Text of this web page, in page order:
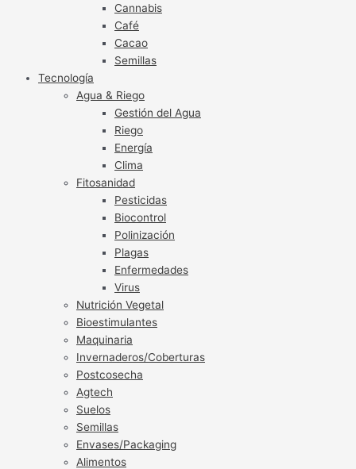
Cannabis
Café
Cacao
Semillas
Tecnología
Agua & Riego
Gestión del Agua
Riego
Energía
Clima
Fitosanidad
Pesticidas
Biocontrol
Polinización
Plagas
Enfermedades
Virus
Nutrición Vegetal
Bioestimulantes
Maquinaria
Invernaderos/Coberturas
Postcosecha
Agtech
Suelos
Semillas
Envases/Packaging
Alimentos